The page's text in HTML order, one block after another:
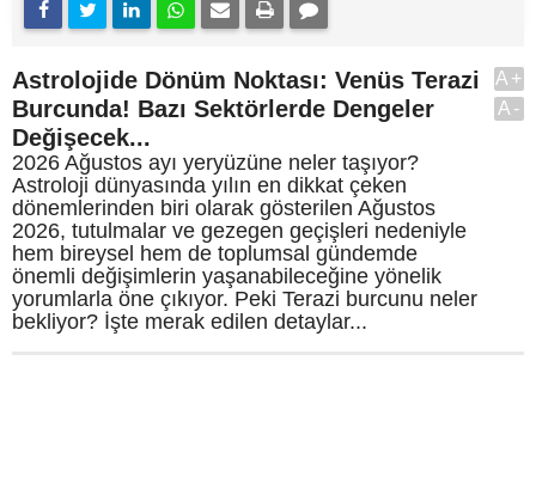
Astrolojide Dönüm Noktası: Venüs Terazi
Burcunda! Bazı Sektörlerde Dengeler
Değişecek...
2026 Ağustos ayı yeryüzüne neler taşıyor?
Astroloji dünyasında yılın en dikkat çeken
dönemlerinden biri olarak gösterilen Ağustos
2026, tutulmalar ve gezegen geçişleri nedeniyle
hem bireysel hem de toplumsal gündemde
önemli değişimlerin yaşanabileceğine yönelik
yorumlarla öne çıkıyor. Peki Terazi burcunu neler
bekliyor? İşte merak edilen detaylar...
A+
A-